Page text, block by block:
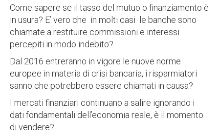
Come sapere se il tasso del mutuo o finanziamento è
in usura? E’ vero che in molti casi le banche sono
chiamate a restituire commissioni e interessi
percepiti in modo indebito?
Dal 2016 entreranno in vigore le nuove norme
europee in materia di crisi bancaria, i risparmiatori
sanno che potrebbero essere chiamati in causa?
I mercati finanziari continuano a salire ignorando i
dati fondamentali dell’economia reale, è il momento
di vendere?